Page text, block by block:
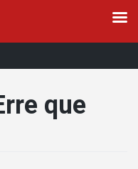
que